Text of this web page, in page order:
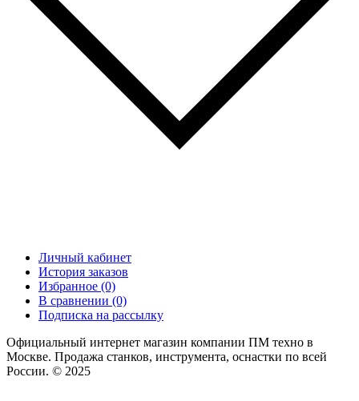
Личный кабинет
История заказов
Избранное (0)
В сравнении (0)
Подписка на рассылку
Официальный интернет магазин компании ПМ техно в
Москве. Продажа станков, инструмента, оснастки по всей
России. © 2025